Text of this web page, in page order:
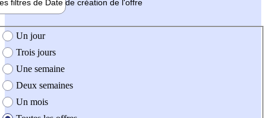
filtres de Date de création de l'offre
création de l'offre
Un jour
Trois jours
Une semaine
Deux semaines
Un mois